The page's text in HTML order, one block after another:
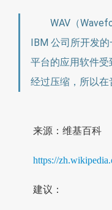
WAV（
IBM 公司所开发
平台的应用软件
经过压缩，所以
来源：维基百科
https://
建议：